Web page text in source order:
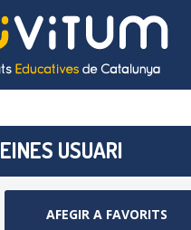
EINES USUARI
AFEGIR A FAVORITS